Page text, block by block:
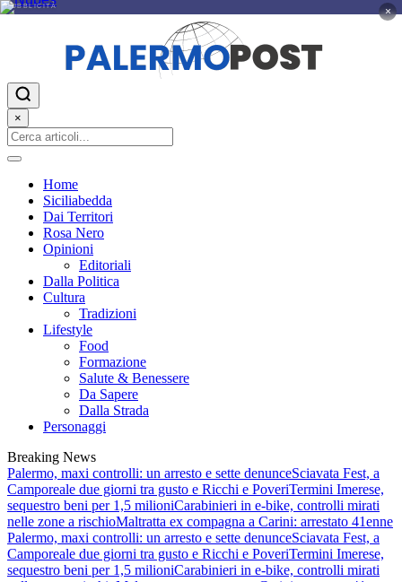
PUBBLICITÀ ×
×
Home
Siciliabedda
Dai Territori
Rosa Nero
Opinioni
Editoriali
Dalla Politica
Cultura
Tradizioni
Lifestyle
Food
Formazione
Salute & Benessere
Da Sapere
Dalla Strada
Personaggi
Breaking News
Palermo, maxi controlli: un arresto e sette denunceSciavata Fest, a
Camporeale due giorni tra gusto e Ricchi e PoveriTermini Imerese,
sequestro beni per 1,5 milioniCarabinieri in e-bike, controlli mirati
nelle zone a rischioMaltratta ex compagna a Carini: arrestato 41enne
Palermo, maxi controlli: un arresto e sette denunceSciavata Fest, a
Camporeale due giorni tra gusto e Ricchi e PoveriTermini Imerese,
sequestro beni per 1,5 milioniCarabinieri in e-bike, controlli mirati